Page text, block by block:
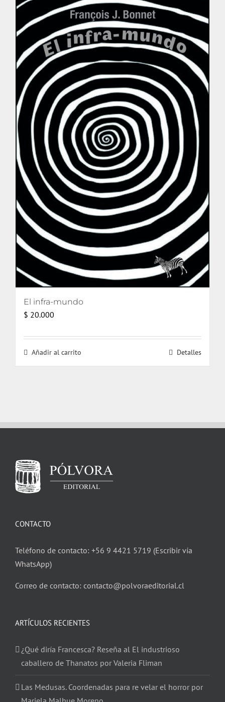
El infra-mundo
$ 20.000
Añadir al carrito Detalles
CONTACTO
Teléfono de contacto: +56 9 4421 5719 (Escribir vía
WhatsApp)
Correo de contacto: contacto@polvoraeditorial.cl
ARTÍCULOS RECIENTES
¿Qué diría Francesca? Reseña al El industrioso
caballero de Thanatos por Valeria Fliman
Las Medusas. Coordenadas para re velar el horror por